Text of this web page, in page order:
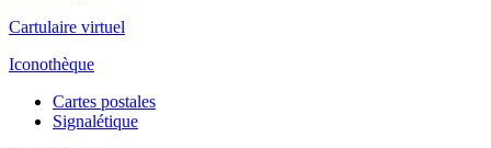
Cartulaire virtuel
Iconothèque
Cartes postales
Signalétique